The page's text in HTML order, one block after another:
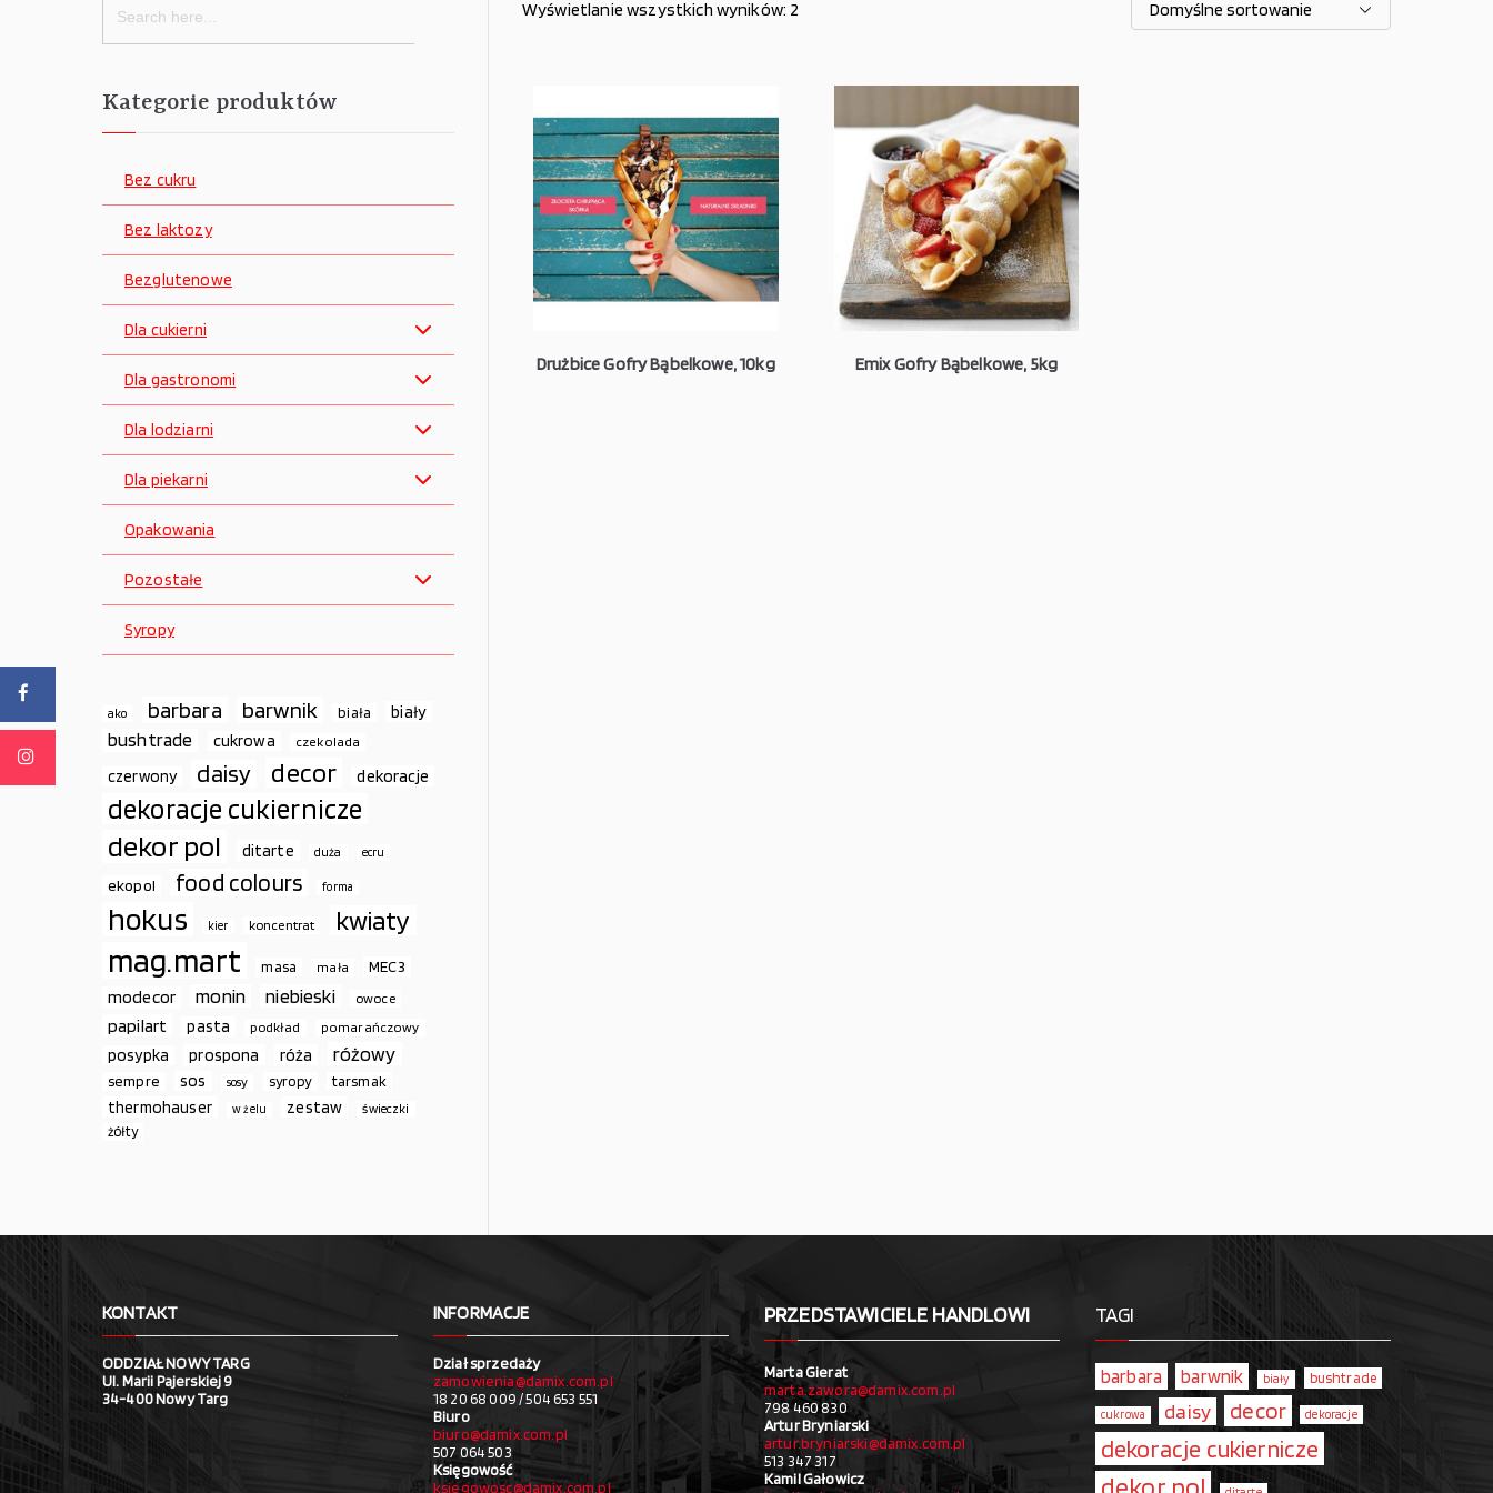
Wyświetlanie wszystkich wyników: 2
Drużbice Gofry Bąbelkowe, 10kg Emix Gofry Bąbelkowe, 5kg
for:
Kategorie produktów
Bez cukru
Bez laktozy
Bezglutenowe
Dla cukierni
Dla gastronomi
Dla lodziarni
Dla piekarni
Opakowania
Pozostałe
Syropy
ako barbara barwnik biała biały
bushtrade cukrowa czekolada
czerwony daisy decor dekoracje
dekoracje cukiernicze
dekor pol ditarte duża ecru
ekopol food colours forma
hokus kier koncentrat kwiaty
mag.mart masa mała MEC3
modecor monin niebieski owoce
papilart pasta podkład pomarańczowy
posypka prospona róża różowy
sempre sos sosy syropy tarsmak
thermohauser w żelu zestaw świeczki
żółty
KONTAKT
ODDZIAŁ NOWY TARG
Ul. Marii Pajerskiej 9
34-400 Nowy Targ
INFORMACJE
Dział sprzedaży
zamowienia@damix.com.pl
18 20 68 009 / 504 653 551
Biuro
biuro@damix.com.pl
507 064 503
Księgowość
ksiegowosc@damix.com.pl
PRZEDSTAWICIELE HANDLOWI
Marta Gierat
marta.zawora@damix.com.pl
798 460 830
Artur Bryniarski
artur.bryniarski@damix.com.pl
513 347 317
Kamil Gałowicz
TAGI
barbara barwnik biały bushtrade
cukrowa daisy decor dekoracje
dekoracje cukiernicze